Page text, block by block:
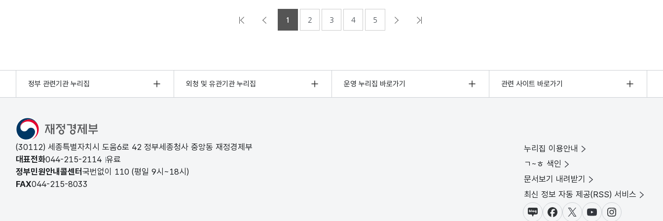
1 2 3 4 5
정부 관련기관 누리집 외청 및 유관기관 누리집 운영 누리집 바로가기 관련 사이트 바로가기
(30112) 세종특별자치시 도움6로 42 정부세종청사 중앙동 재정경제부
대표전화044-215-2114 유료
정부민원안내콜센터 국번없이 110 (평일 9시~18시)
FAX044-215-8033
누리집 이용안내
ㄱ~ㅎ 색인
문서보기 내려받기
최신 정보 자동 제공(RSS) 서비스
블로그페이스북X(트위터)
유튜브인스타그램